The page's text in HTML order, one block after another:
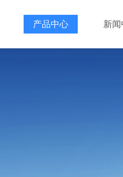
产品中心 新